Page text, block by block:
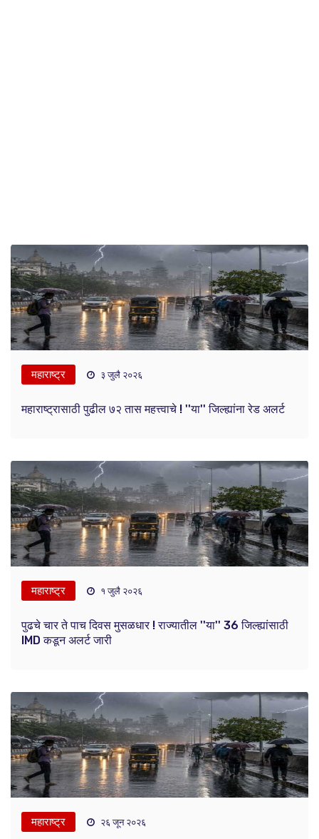
महाराष्ट्र ३ जुलै २०२६
महाराष्ट्रासाठी पुढील ७२ तास महत्त्वाचे ! ''या'' जिल्ह्यांना रेड अलर्ट
महाराष्ट्र १ जुलै २०२६
पुढचे चार ते पाच दिवस मुसळधार ! राज्यातील ''या'' 36 जिल्ह्यांसाठी
IMD कडून अलर्ट जारी
महाराष्ट्र २६ जून २०२६